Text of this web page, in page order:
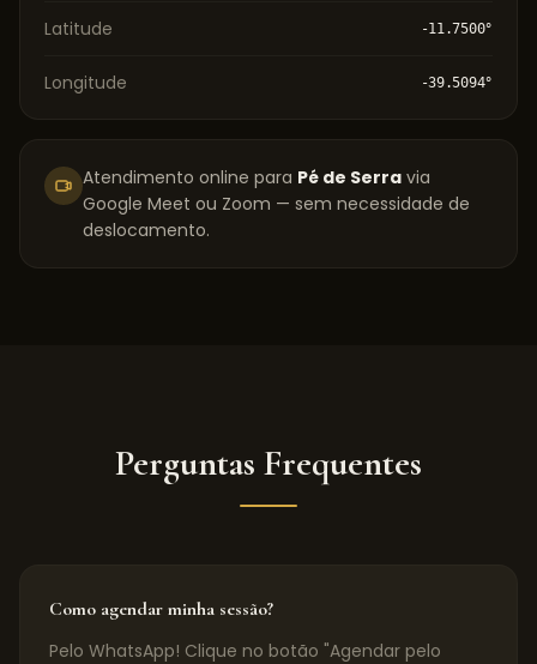
Latitude -11.7500°
Longitude -39.5094°
Atendimento online para Pé de Serra via
Google Meet ou Zoom — sem necessidade de
deslocamento.
Perguntas Frequentes
Como agendar minha sessão?
Pelo WhatsApp! Clique no botão "Agendar pelo